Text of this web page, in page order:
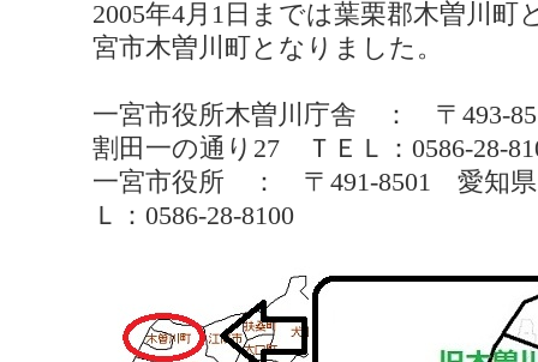
2005年4月1日までは葉栗郡木曽川
宮市木曽川町となりました。
一宮市役所木曽川庁舎 ： 〒493-
割田一の通り27 ＴＥＬ：0586-28-
一宮市役所 ： 〒491-8501 愛知県
Ｌ：0586-28-8100